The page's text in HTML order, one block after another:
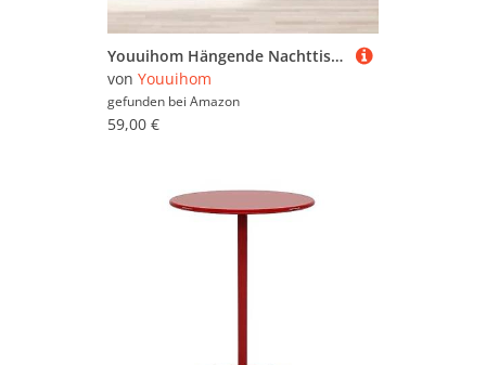
Youuihom Hängende Nachttische 2 Stück Schwarz Mit Schublade 40x30x15 cm Holzwerkstoff Schlankes Klassisches Design Robust Und Langlebig Für Schlafzimmer Wohnzimmer Kleine Räume
von Youuihom
gefunden bei Amazon
59,00 €